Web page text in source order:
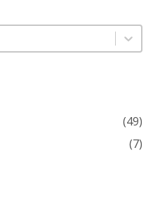
(49)
(7)